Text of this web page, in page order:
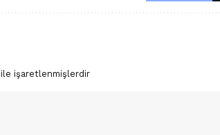
ile işaretlenmişlerdir